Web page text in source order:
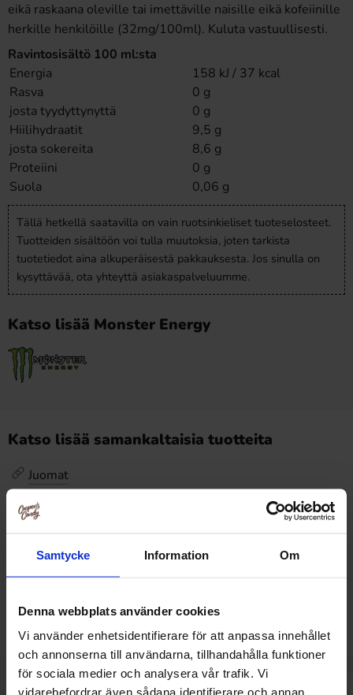
Samtycke Information Om
Denna webbplats använder cookies
Vi använder enhetsidentifierare för att anpassa innehållet
och annonserna till användarna, tillhandahålla funktioner
för sociala medier och analysera vår trafik. Vi
vidarebefordrar även sådana identifierare och annan
eikä raskaana oleville tai imettäville naisille eikä kofeiinille
herkille henkilöille (32mg/100ml). Kuluta vastuullisesti.
Ravintosisältö 100 ml:sta
Energia
158 kJ / 37 kcal
Rasva
0 g
josta tyydyttynyttä
0 g
Hiilihydraatit
9,5 g
josta sokereita
8,6 g
Proteiini
0 g
Suola
0,06 g
Tällä hetkellä saatavilla on vain ruotsinkieliset tuoteselosteet.
Tuotteiden sisältöön voi tulla muutoksia, joten tarkista
tuotetiedot aina alkuperäisestä pakkauksesta. Jos sinulla on
kysyttävää, ota yhteyttä asiakaspalveluumme.
Katso lisää Monster Energy
Katso lisää samankaltaisia tuotteita
Juomat
Hintahistoria
Alin hinta viimeisten 30 päivän aikana on2.69 EUR (2026-
08-09 )